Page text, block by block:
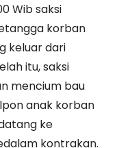
Wib saksi
korban
keluar dari
itu, saksi
mencium bau
anak korban
ke
kontrakan.